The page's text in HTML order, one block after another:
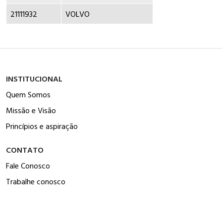
21111932
VOLVO
INSTITUCIONAL
Quem Somos
Missão e Visão
Princípios e aspiração
CONTATO
Fale Conosco
Trabalhe conosco